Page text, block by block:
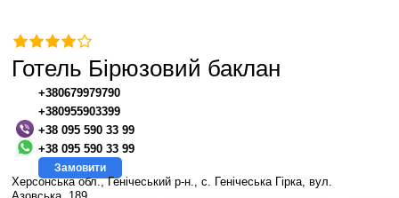
Готель Бірюзовий баклан
+380679979790
+380955903399
+38 095 590 33 99
+38 095 590 33 99
Замовити
Херсонська обл., Генічеський р-н., с. Генічеська Гірка, вул.